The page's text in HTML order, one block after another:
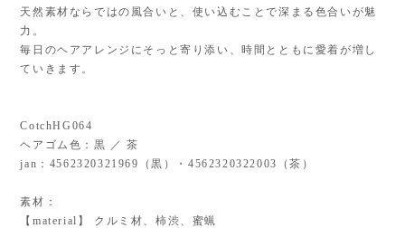
天然素材ならではの風合いと、使い込むことで深まる色合いが魅
力。
毎日のヘアアレンジにそっと寄り添い、時間とともに愛着が増し
ていきます。
CotchHG064
ヘアゴム色：黒 ／ 茶
jan：4562320321969（黒）・4562320322003（茶）
素材：
【material】 クルミ材、柿渋、蜜蝋